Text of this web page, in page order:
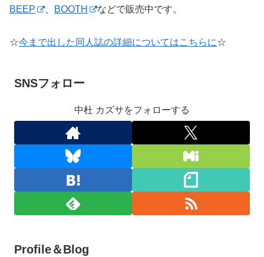
BEEP
BOOTH などで販売中です。
☆今まで出した同人誌の詳細についてはこちらに☆
SNSフォロー
中杜 カズサをフォローする
Profile＆Blog